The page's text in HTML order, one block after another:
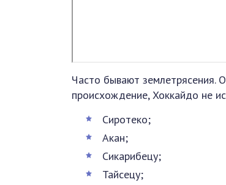
Часто бывают землетрясения.
происхождение, Хоккайдо не
Сиротеко;
Акан;
Сикарибецу;
Тайсецу;